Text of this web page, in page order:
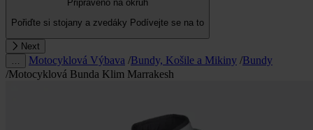
Připraveno na okruh
Pořiďte si stojany a zvedáky Podívejte se na to
Next
Motocyklová Výbava /Bundy, Košile a Mikiny /Bundy
/Motocyklová Bunda Klim Marrakesh